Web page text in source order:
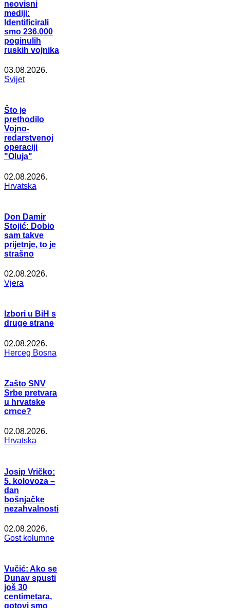
neovisni
mediji:
Identificirali
smo 236.000
poginulih
ruskih vojnika
03.08.2026.
Svijet
Što je
prethodilo
Vojno-
redarstvenoj
operaciji
"Oluja"
02.08.2026.
Hrvatska
Don Damir
Stojić: Dobio
sam takve
prijetnje, to je
strašno
02.08.2026.
Vjera
Izbori u BiH s
druge strane
02.08.2026.
Herceg Bosna
Zašto SNV
Srbe pretvara
u hrvatske
crnce?
02.08.2026.
Hrvatska
Josip Vričko:
5. kolovoza –
dan
bošnjačke
nezahvalnosti
02.08.2026.
Gost kolumne
Vučić: Ako se
Dunav spusti
još 30
centimetara,
gotovi smo